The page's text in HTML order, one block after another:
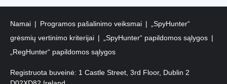
Namai Programos pašalinimo veiksmai
„SpyHunter“
grėsmių vertinimo kriterijai
„SpyHunter“ papildomos sąlygos
„RegHunter“ papildomos sąlygos
Registruota buveinė: 1 Castle Street, 3rd Floor, Dublin 2